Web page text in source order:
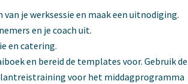
van je werksessie en maak een uitnodiging.
en je coach uit.
en catering.
en bereid de templates voor. Gebruik de
voor het middagprogramma